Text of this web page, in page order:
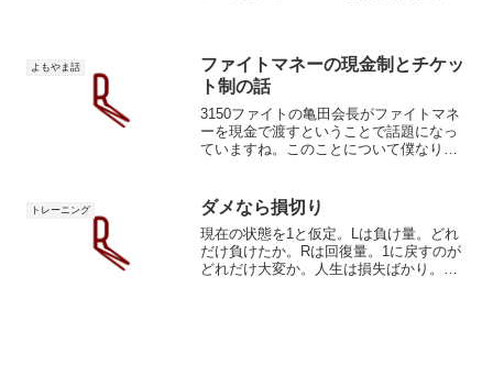
しないなら。移民は成長の源...
よもやま話
ファイトマネーの現金制とチケッ
ト制の話
3150ファイトの亀田会長がファイトマネ
ーを現金で渡すということで話題になっ
ていますね。このことについて僕なりの
シング業界は選手への報酬としてチケッ
トを渡しています。知...
トレーニング ダメなら損切り
現在の状態を1と仮定。Lは負け量。どれ
だけ負けたか。Rは回復量。1に戻すのが
どれだけ大変か。人生は損失ばかり。僕